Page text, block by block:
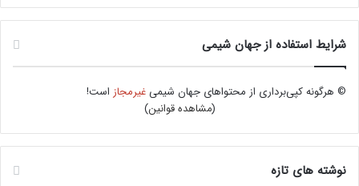
شرایط استفاده از جهان شیمی
© هرگونه کپی‌برداری از محتواهای جهان شیمیغیرمجاز است!
(مشاهده قوانین)
نوشته های تازه